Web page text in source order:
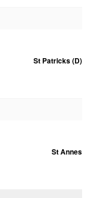
St Patricks (D)
St Annes